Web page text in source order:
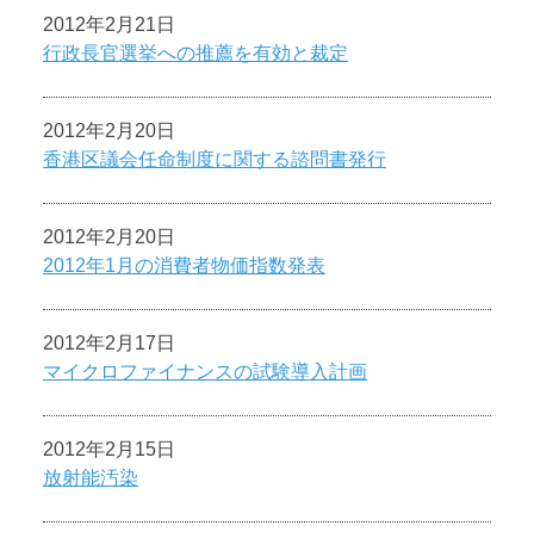
2012年2月21日
行政長官選挙への推薦を有効と裁定
2012年2月20日
香港区議会任命制度に関する諮問書発行
2012年2月20日
2012年1月の消費者物価指数発表
2012年2月17日
マイクロファイナンスの試験導入計画
2012年2月15日
放射能汚染